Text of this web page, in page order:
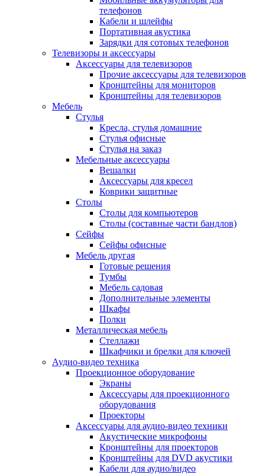
телефонов
Кабели и шлейфы
Портативная акустика
Зарядки для сотовых телефонов
Телевизоры и аксессуары
Аксессуары для телевизоров
Прочие аксессуары для телевизоров
Кронштейны для мониторов
Кронштейны для телевизоров
Мебель
Стулья
Кресла, стулья домашние
Стулья офисные
Стулья на заказ
Мебельные аксессуары
Вешалки
Аксессуары для кресел
Коврики защитные
Столы
Столы для компьютеров
Столы (составные части бандлов)
Сейфы
Сейфы офисные
Мебель другая
Готовые решения
Тумбы
Мебель садовая
Дополнительные элементы
Шкафы
Полки
Металлическая мебель
Стеллажи
Шкафчики и брелки для ключей
Аудио-видео техника
Проекционное оборудование
Экраны
Аксессуары для проекционного
оборудования
Проекторы
Аксессуары для аудио-видео техники
Акустические микрофоны
Кронштейны для проекторов
Кронштейны для DVD акустики
Кабели для аудио/видео